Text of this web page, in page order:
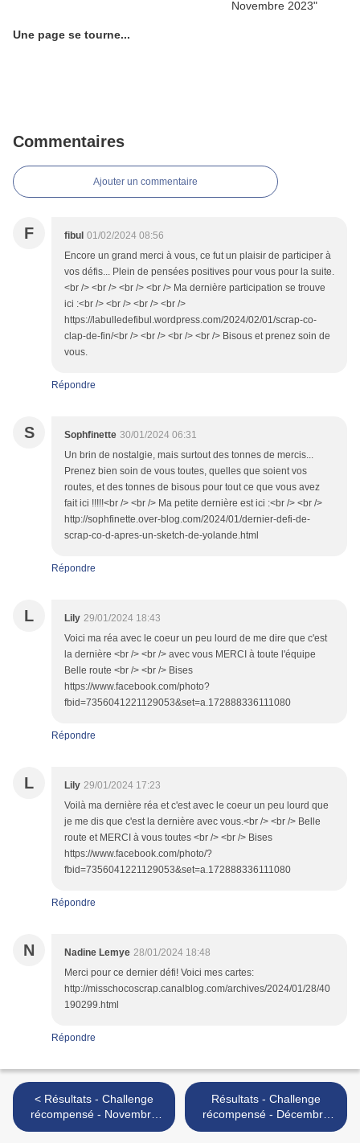
Une page se tourne...
Commentaires
Ajouter un commentaire
F fibul 01/02/2024 08:56
Encore un grand merci à vous, ce fut un plaisir de participer à
vos défis... Plein de pensées positives pour vous pour la suite.
<br /> <br /> <br /> <br /> Ma dernière participation se trouve
ici :<br /> <br /> <br /> <br />
https://labulledefibul.wordpress.com/2024/02/01/scrap-co-
clap-de-fin/<br /> <br /> <br /> <br /> Bisous et prenez soin de
vous.
Répondre
S Sophfinette 30/01/2024 06:31
Un brin de nostalgie, mais surtout des tonnes de mercis...
Prenez bien soin de vous toutes, quelles que soient vos
routes, et des tonnes de bisous pour tout ce que vous avez
fait ici !!!!!<br /> <br /> Ma petite dernière est ici :<br /> <br />
http://sophfinette.over-blog.com/2024/01/dernier-defi-de-
scrap-co-d-apres-un-sketch-de-yolande.html
Répondre
L Lily 29/01/2024 18:43
Voici ma réa avec le coeur un peu lourd de me dire que c'est
la dernière <br /> <br /> avec vous MERCI à toute l'équipe
Belle route <br /> <br /> Bises
https://www.facebook.com/photo?
fbid=7356041221129053&set=a.172888336111080
Répondre
L Lily 29/01/2024 17:23
Voilà ma dernière réa et c'est avec le coeur un peu lourd que
je me dis que c'est la dernière avec vous.<br /> <br /> Belle
route et MERCI à vous toutes <br /> <br /> Bises
https://www.facebook.com/photo/?
fbid=7356041221129053&set=a.172888336111080
Répondre
N Nadine Lemye 28/01/2024 18:48
Merci pour ce dernier défi! Voici mes cartes:
http://misschocoscrap.canalblog.com/archives/2024/01/28/40
190299.html
Répondre
< Résultats - Challenge
récompensé - Novembre
2023
Résultats - Challenge
récompensé - Décembre
2023 >